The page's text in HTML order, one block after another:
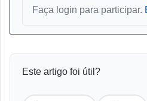
Faça login para participar.
Este artigo foi útil?